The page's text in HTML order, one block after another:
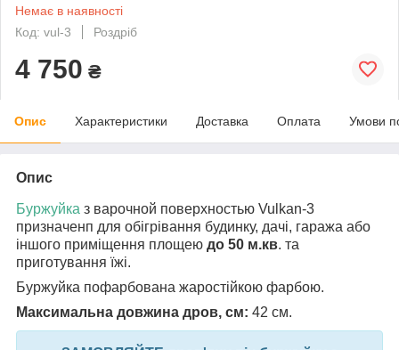
Немає в наявності
Код: vul-3
Роздріб
4 750 ₴
Опис Характеристики Доставка Оплата Умови
Опис
Буржуйка з варочной поверхностью Vulkan-3
призначенп для обігрівання будинку, дачі, гаража або
іншого приміщення площею до 50 м.кв. та
приготування їжі.
Буржуйка пофарбована жаростійкою фарбою.
Максимальна довжина дров, см: 42 см.